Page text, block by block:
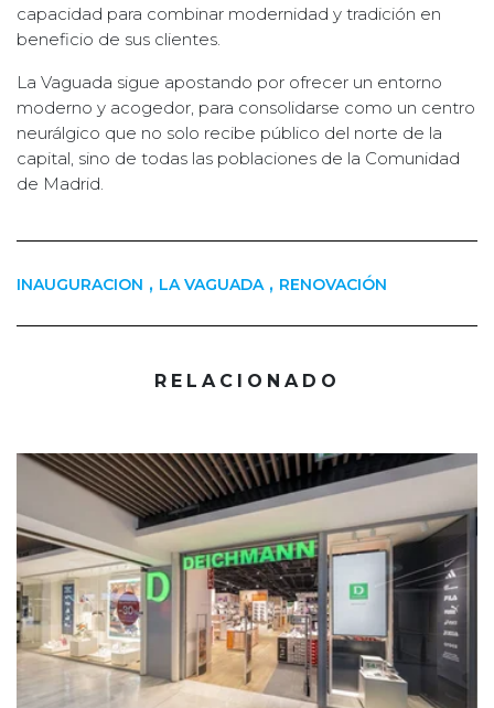
capacidad para combinar modernidad y tradición en
beneficio de sus clientes.
La Vaguada sigue apostando por ofrecer un entorno
moderno y acogedor, para consolidarse como un centro
neurálgico que no solo recibe público del norte de la
capital, sino de todas las poblaciones de la Comunidad
de Madrid.
INAUGURACION , LA VAGUADA , RENOVACIÓN
RELACIONADO